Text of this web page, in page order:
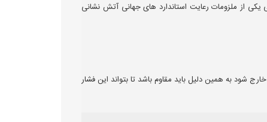
از ملزومات رعایت استاندارد های جهانی آتش نشانی
شود به همین دلیل باید مقاوم باشد تا بتواند این فشار